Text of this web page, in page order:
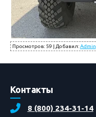
Просмотров: 59 | Добавил: Admin
Контакты
8 (800) 234-31-14